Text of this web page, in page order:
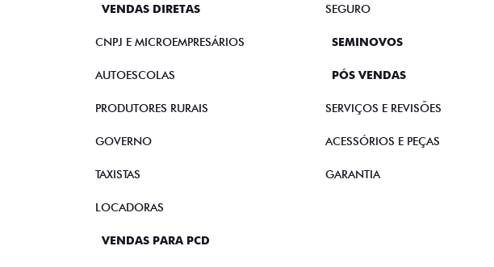
VENDAS DIRETAS
CNPJ E MICROEMPRESÁRIOS
AUTOESCOLAS
PRODUTORES RURAIS
GOVERNO
TAXISTAS
LOCADORAS
VENDAS PARA PCD
SEGURO
SEMINOVOS
PÓS VENDAS
SERVIÇOS E REVISÕES
ACESSÓRIOS E PEÇAS
GARANTIA